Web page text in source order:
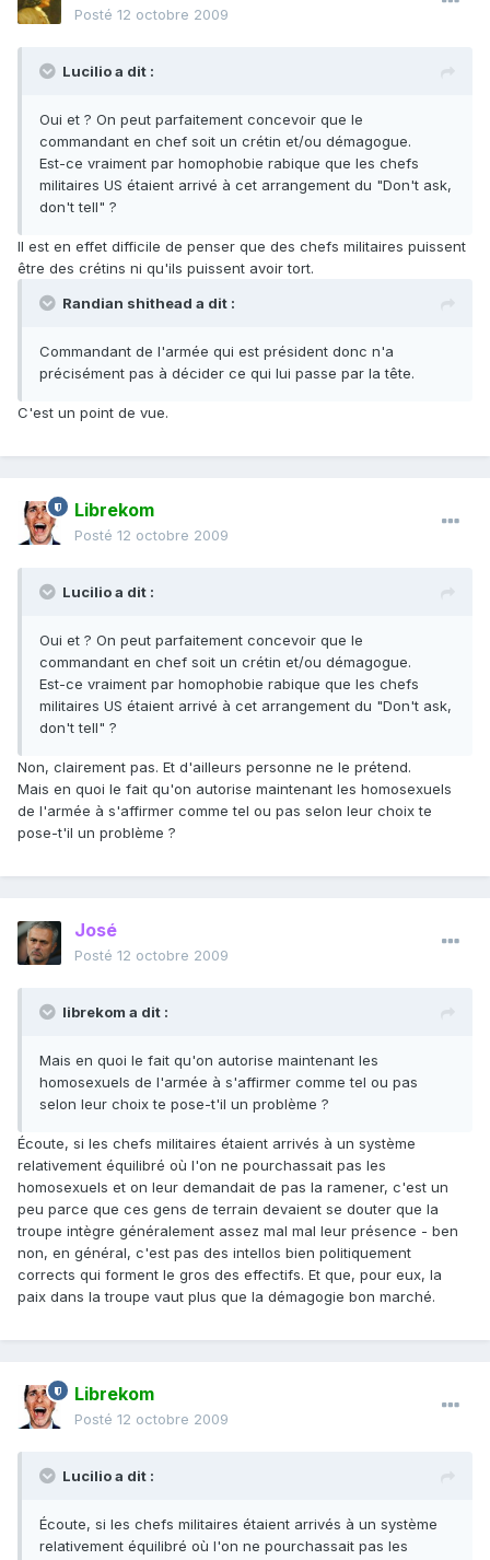
Posté 12 octobre 2009
Lucilio a dit :
Oui et ? On peut parfaitement concevoir que le
commandant en chef soit un crétin et/ou démagogue.
Est-ce vraiment par homophobie rabique que les chefs
militaires US étaient arrivé à cet arrangement du "Don't ask,
don't tell" ?
Il est en effet difficile de penser que des chefs militaires puissent
être des crétins ni qu'ils puissent avoir tort.
Randian shithead a dit :
Commandant de l'armée qui est président donc n'a
précisément pas à décider ce qui lui passe par la tête.
C'est un point de vue.
Librekom
Posté 12 octobre 2009
Lucilio a dit :
Oui et ? On peut parfaitement concevoir que le
commandant en chef soit un crétin et/ou démagogue.
Est-ce vraiment par homophobie rabique que les chefs
militaires US étaient arrivé à cet arrangement du "Don't ask,
don't tell" ?
Non, clairement pas. Et d'ailleurs personne ne le prétend.
Mais en quoi le fait qu'on autorise maintenant les homosexuels
de l'armée à s'affirmer comme tel ou pas selon leur choix te
pose-t'il un problème ?
José
Posté 12 octobre 2009
librekom a dit :
Mais en quoi le fait qu'on autorise maintenant les
homosexuels de l'armée à s'affirmer comme tel ou pas
selon leur choix te pose-t'il un problème ?
Écoute, si les chefs militaires étaient arrivés à un système
relativement équilibré où l'on ne pourchassait pas les
homosexuels et on leur demandait de pas la ramener, c'est un
peu parce que ces gens de terrain devaient se douter que la
troupe intègre généralement assez mal mal leur présence - ben
non, en général, c'est pas des intellos bien politiquement
corrects qui forment le gros des effectifs. Et que, pour eux, la
paix dans la troupe vaut plus que la démagogie bon marché.
Librekom
Posté 12 octobre 2009
Lucilio a dit :
Écoute, si les chefs militaires étaient arrivés à un système
relativement équilibré où l'on ne pourchassait pas les